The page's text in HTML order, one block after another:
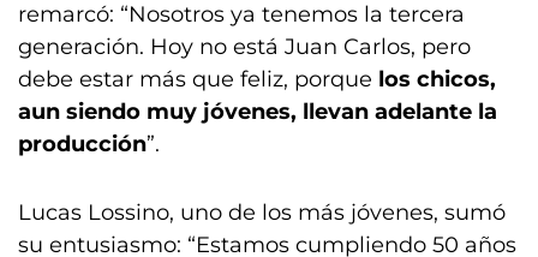
remarcó: “Nosotros ya tenemos la tercera
generación. Hoy no está Juan Carlos, pero
debe estar más que feliz, porque los chicos,
aun siendo muy jóvenes, llevan adelante la
producción”.
Lucas Lossino, uno de los más jóvenes, sumó
su entusiasmo: “Estamos cumpliendo 50 años